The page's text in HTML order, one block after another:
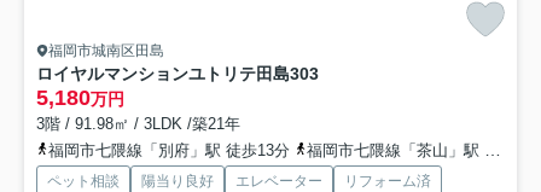
福岡市城南区田島
ロイヤルマンションユトリテ田島303
5,180万円
3階 / 91.98㎡ / 3LDK /築21年
福岡市七隈線「別府」駅 徒歩13分
福岡市七隈線「茶山」駅 徒歩16分
ペット相談 陽当り良好 エレベーター
リフォーム済